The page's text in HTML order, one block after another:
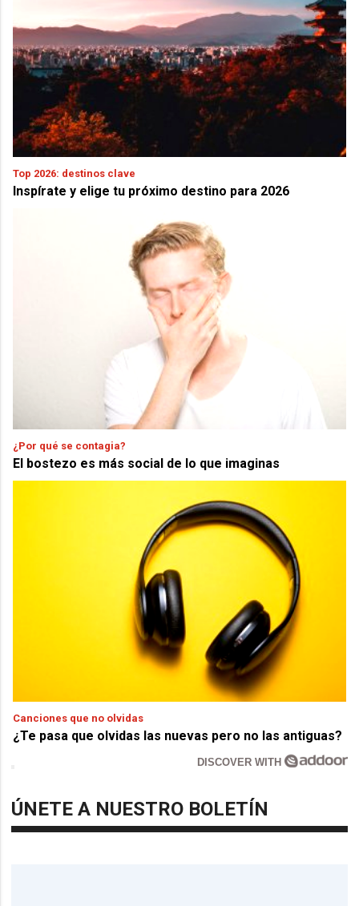
Top 2026: destinos clave
Inspírate y elige tu próximo destino para 2026
¿Por qué se contagia?
El bostezo es más social de lo que imaginas
Canciones que no olvidas
¿Te pasa que olvidas las nuevas pero no las antiguas?
DISCOVER WITH
ÚNETE A NUESTRO BOLETÍN